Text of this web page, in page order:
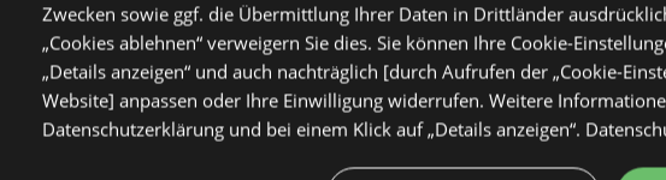
Zwecken sowie ggf. die Übermittlung Ihrer Daten in Drittländer
„Cookies ablehnen“ verweigern Sie dies. Sie können Ihre Cookie-
„Details anzeigen“ und auch nachträglich [durch Aufrufen der „Cookie-
Website] anpassen oder Ihre Einwilligung widerrufen. Weitere
Datenschutzerklärung und bei einem Klick auf „Details anzeigen“.